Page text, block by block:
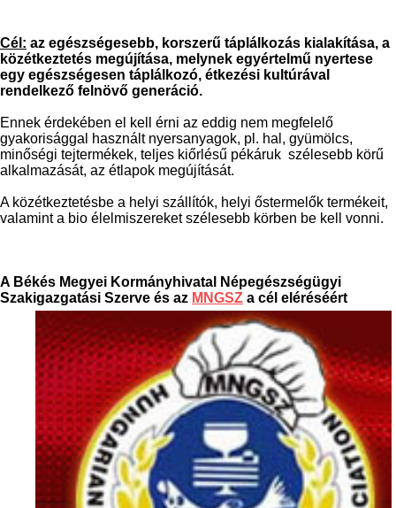
Cél: az egészségesebb, korszerű táplálkozás kialakítása, a
közétkeztetés megújítása, melynek egyértelmű nyertese
egy egészségesen táplálkozó, étkezési kultúrával
rendelkező felnövő generáció.
Ennek érdekében el kell érni az eddig nem megfelelő
gyakorisággal használt nyersanyagok, pl. hal, gyümölcs,
minőségi tejtermékek, teljes kiőrlésű pékáruk szélesebb körű
alkalmazását, az étlapok megújítását.
A közétkeztetésbe a helyi szállítók, helyi őstermelők termékeit,
valamint a bio élelmiszereket szélesebb körben be kell vonni.
A Békés Megyei Kormányhivatal Népegészségügyi
Szakigazgatási Szerve és az MNGSZ a cél eléréséért